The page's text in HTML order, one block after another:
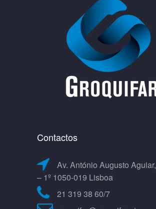
Contactos
Av. António Augusto
– 1º 1050-019 Lisboa
21 319 38 60/7